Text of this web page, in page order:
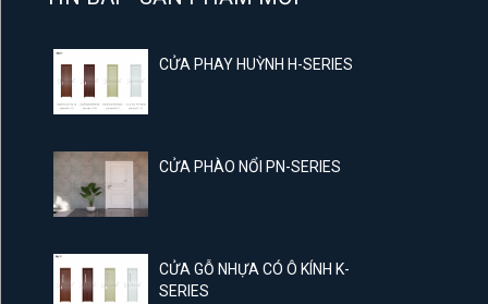
CỬA PHAY HUỲNH H-SERIES
CỬA PHÀO NỔI PN-SERIES
CỬA GỖ NHỰA CÓ Ô KÍNH K-
SERIES